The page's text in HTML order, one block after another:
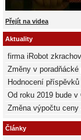
Přejít na videa
Aktuality
firma iRobot
Změny v poradňácké
Hodnocení příspěvků
Od roku 2019 bude
Změna výpočtu
Články